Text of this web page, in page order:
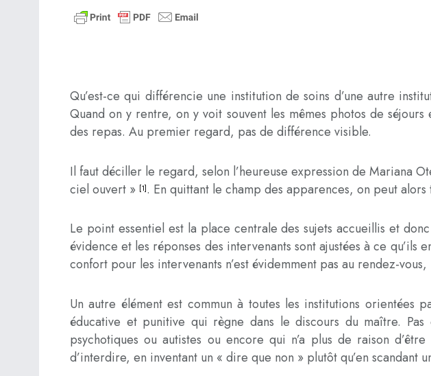
Qu’est-ce qui différencie une institution de soins d’une autre
Quand on y rentre, on y voit souvent les mêmes photos de
des repas. Au premier regard, pas de différence visible.
Il faut déciller le regard, selon l’heureuse expression de Mariana
ciel ouvert » [1]. En quittant le champ des apparences, on peut
Le point essentiel est la place centrale des sujets accueillis et
évidence et les réponses des intervenants sont ajustées à ce qu’ils
confort pour les intervenants n’est évidemment pas au rendez-vous,
Un autre élément est commun à toutes les institutions orientées
éducative et punitive qui règne dans le discours du maître.
psychotiques ou autistes ou encore qui n’a plus de raison
d’interdire, en inventant un « dire que non » plutôt qu’en